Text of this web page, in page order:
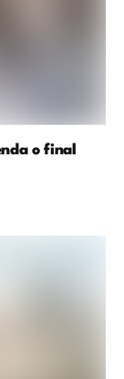
o final